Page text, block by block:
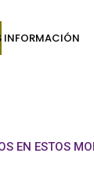
INFORMACIÓN
EN ESTOS